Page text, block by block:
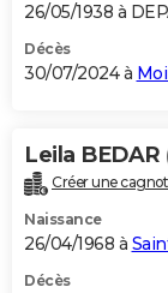
26/05/1938 à
Décès
30/07/2024 à
Leila BEDAR
Créer une
Naissance
26/04/1968 à
Décès